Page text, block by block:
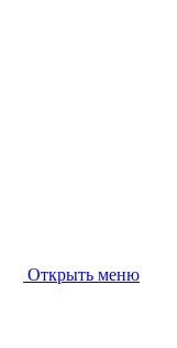
Открыть меню